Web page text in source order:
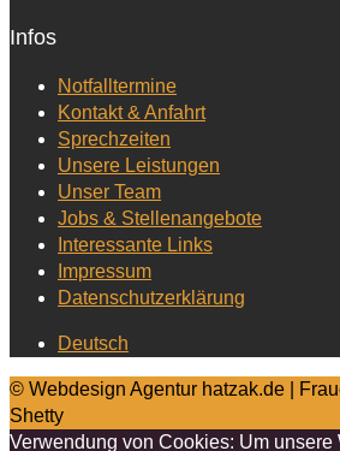
Infos
Notfalltermine
Kontakt & Anfahrt
Sprechzeiten
Unsere Leistungen
Unser Team
Jobs & Stellenangebote
Interessante Links
Impressum
Datenschutzerklärung
Deutsch
© Webdesign Agentur hatzak.de |
Shetty
Verwendung von Cookies: Um unsere